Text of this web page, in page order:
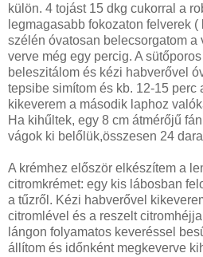
külön. 4 tojást 15 dkg cukorral a
legmagasabb fokozaton felverek (
szélén óvatosan belecsorgatom a
verve még egy percig. A
beleszitálom és kézi habverővel
tepsibe simítom és kb. 12-15 perc
kikeverem a második laphoz
Ha kihűltek, egy 8 cm átmérőjű
vágok ki belőlük,összesen 24
A krémhez először elkészítem a
citromkrémet: egy kis lábosban
a tűzről. Kézi habverővel
citromlével és a reszelt
lángon folyamatos keveréssel
állítom és időnként megkeverve